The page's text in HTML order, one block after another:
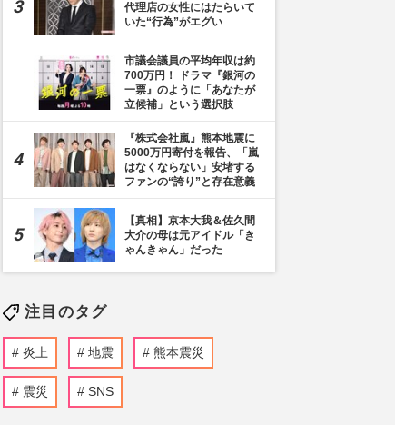
代理店の女性にはたらいて
いた“行為”がエグい
市議会議員の平均年収は約
700万円！ ドラマ『銀河の
一票』のように「あなたが
立候補」という選択肢
『株式会社嵐』熊本地震に
5000万円寄付を報告、「嵐
はなくならない」安堵する
ファンの“誇り”と存在意義
【真相】京本大我＆佐久間
大介の母は元アイドル「き
ゃんきゃん」だった
注目のタグ
炎上 地震 熊本震災
震災 SNS